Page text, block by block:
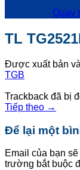
Quay
TL
Được xuất bản
TGB
Trackback đã bị
Tiếp theo →
Để lại một
Email của bạn
trường bắt buộc